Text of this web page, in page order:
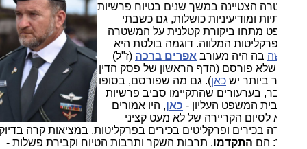
הצטיינה במשך שנים בטיוח פרשיות
ומודיעיניות כושלות, גם כשבתי
מתחו ביקורת קטלנית על המשטרה
המלווה. דוגמה בולטת היא
בה היה מעורבאפרים ברכה (ז"ל)
פורסם (הדף הראשון של פסק הדין
ביותר ישכאן ). גם מה שפורסם, בסופו
בערעורים שהתקיימו סביב פרשיות
המשפט העליון -כאן, היו אמורים
לסיום הקריירה של לא מעט קציני
בכירים ופרקליטים בכירים בפרקליטות. במציאות קרה בדיוק
התקדמו. תרבות השקר ותרבות הטיוח וקבירת פשלות -